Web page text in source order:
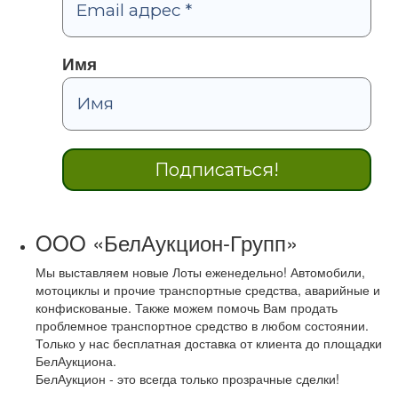
Имя
OOO «БелАукцион-Групп»
Мы выставляем новые Лоты еженедельно! Автомобили,
мотоциклы и прочие транспортные средства, аварийные и
конфискованые. Также можем помочь Вам продать
проблемное транспортное средство в любом состоянии.
Только у нас бесплатная доставка от клиента до площадки
БелАукциона.
БелАукцион - это всегда только прозрачные сделки!